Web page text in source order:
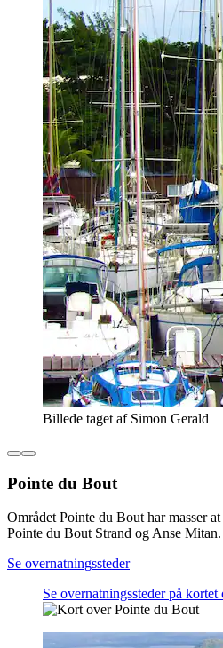
Billede taget af Simon Gerald
Pointe du Bout
Området Pointe du Bout har masser
Pointe du Bout Strand og Anse Mitan.
Se overnatningssteder
Se overnatningssteder på